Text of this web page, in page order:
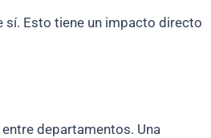
sí. Esto tiene un impacto directo
departamentos. Una